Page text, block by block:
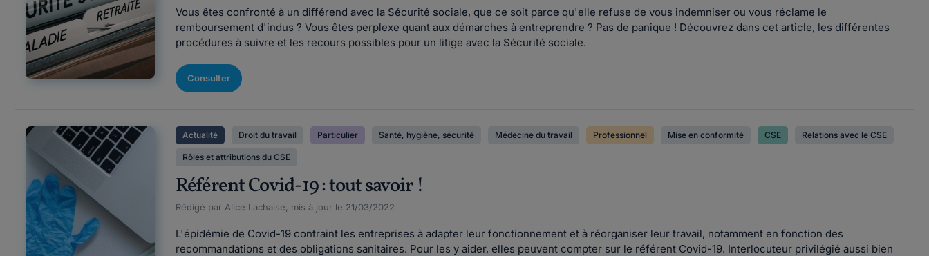
Vous êtes confronté à un différend avec la Sécurité sociale, que ce soit parce qu'elle refuse de vous indemniser ou vous réclame le
remboursement d'indus ? Vous êtes perplexe quant aux démarches à entreprendre ? Pas de panique ! Découvrez dans cet article, les différentes
procédures à suivre et les recours possibles pour un litige avec la Sécurité sociale.
Consulter
Actualité Droit du travail Particulier Santé, hygiène, sécurité Médecine du travail Professionnel Mise en conformité CSE Relations avec le CSE
Rôles et attributions du CSE
Référent Covid-19 : tout savoir !
Rédigé par Alice Lachaise, mis à jour le 21/03/2022
L'épidémie de Covid-19 contraint les entreprises à adapter leur fonctionnement et à réorganiser leur travail, notamment en fonction des
recommandations et des obligations sanitaires. Pour les y aider, elles peuvent compter sur le référent Covid-19. Interlocuteur privilégié aussi bien